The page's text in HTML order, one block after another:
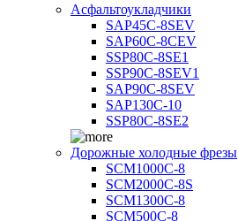
Асфальтоукладчики
SAP45С-8SEV
SAP60C-8CEV
SSP80C-8SE1
SSP90C-8SEV1
SAP90C-8SEV
SAP130C-10
SSP80C-8SE2
Дорожные холодные фрезы
SCM1000C-8
SCM2000C-8S
SCM1300C-8
SCM500C-8